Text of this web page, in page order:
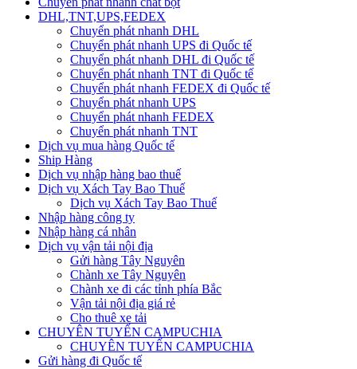
DHL,TNT,UPS,FEDEX
Chuyển phát nhanh DHL
Chuyển phát nhanh UPS đi Quốc tế
Chuyển phát nhanh DHL đi Quốc tế
Chuyển phát nhanh TNT đi Quốc tế
Chuyển phát nhanh FEDEX đi Quốc tế
Chuyển phát nhanh UPS
Chuyển phát nhanh FEDEX
Chuyển phát nhanh TNT
Dịch vụ mua hàng Quốc tế
Ship Hàng
Dịch vụ nhập hàng bao thuế
Dịch vụ Xách Tay Bao Thuế
Dịch vụ Xách Tay Bao Thuế
Nhập hàng công ty
Nhập hàng cá nhân
Dịch vụ vận tải nội địa
Gửi hàng Tây Nguyên
Chành xe Tây Nguyên
Chành xe đi các tỉnh phía Bắc
Vận tải nội địa giá rẻ
Cho thuê xe tải
CHUYÊN TUYẾN CAMPUCHIA
CHUYÊN TUYẾN CAMPUCHIA
Gửi hàng đi Quốc tế